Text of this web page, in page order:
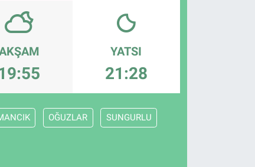
YATSI
21:28
OĞUZLAR SUNGURLU